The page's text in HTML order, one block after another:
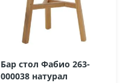
Бар стол Фабио 263-
000038 натурал